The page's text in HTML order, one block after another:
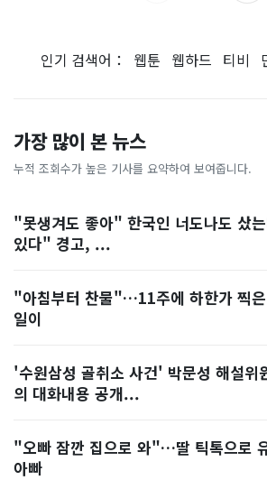
인기 검색어： 웹툰 웹하드 티비
가장 많이 본 뉴스
누적 조회수가 높은 기사를 요약하여 보여줍니다.
"못생겨도 좋아" 한국인 너도나도 샀
있다" 경고, ...
"아침부터 찬물"…11주에 하한가 찍
일이
'수원삼성 골취소 사건' 박문성 해설위
의 대화내용 공개...
"오빠 잠깐 집으로 와"…딸 틱톡으로
아빠